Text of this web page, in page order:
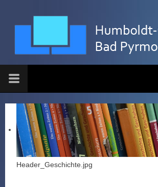
Header_Geschichte.jpg